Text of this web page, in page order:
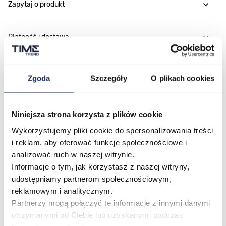
Zgoda Szczegóły O plikach cookies
Niniejsza strona korzysta z plików cookie
Wykorzystujemy pliki cookie do spersonalizowania treści
i reklam, aby oferować funkcje społecznościowe i
analizować ruch w naszej witrynie.
Informacje o tym, jak korzystasz z naszej witryny,
udostępniamy partnerom społecznościowym,
reklamowym i analitycznym.
Partnerzy mogą połączyć te informacje z innymi danymi
otrzymanymi od Ciebie lub uzyskanymi podczas
Zapytaj o produkt
Płatność i dostawa
Najczęściej kupowane
Poruszanie się po elementach karuzeli jest możliwe za pomocą
Naciśnij, aby pominąć karuzelę
Naciśnij, aby przejść do nawigacji karuzeli